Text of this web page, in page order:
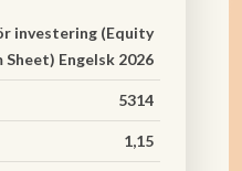
investering (Equity
Sheet) Engelsk 2026
5314
1,15